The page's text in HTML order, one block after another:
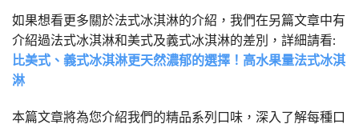
如果想看更多關於法式冰淇淋的介紹，我們在另篇文章中有
介紹過法式冰淇淋和美式及義式冰淇淋的差別，詳細請看:
比美式、義式冰淇淋更天然濃郁的選擇！高水果量法式冰淇
淋
本篇文章將為您介紹我們的精品系列口味，深入了解每種口